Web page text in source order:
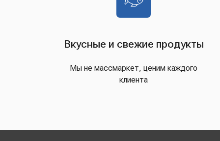
Вкусные и свежие продукты
Мы не массмаркет, ценим каждого
клиента